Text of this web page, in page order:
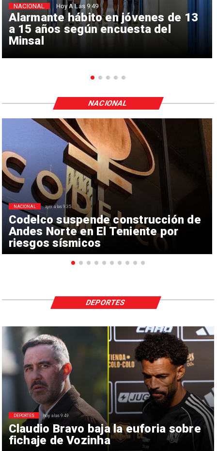
Alarmante hábito en jóvenes de 13
a 15 años según encuesta del
Minsal
NACIONAL Hoy A Las 9:49
Codelco suspende construcción de
Andes Norte en El Teniente por
riesgos sísmicos
NACIONAL ayer a las 9:35
NACIONAL
Claudio Bravo baja la euforia sobre
fichaje de Vozinha
DEPORTES hoy a las 9:49
DEPORTES